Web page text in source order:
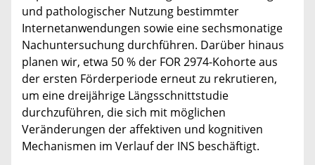
und pathologischer Nutzung bestimmter
Internetanwendungen sowie eine sechsmonatige
Nachuntersuchung durchführen. Darüber hinaus
planen wir, etwa 50 % der FOR 2974-Kohorte aus
der ersten Förderperiode erneut zu rekrutieren,
um eine dreijährige Längsschnittstudie
durchzuführen, die sich mit möglichen
Veränderungen der affektiven und kognitiven
Mechanismen im Verlauf der INS beschäftigt.